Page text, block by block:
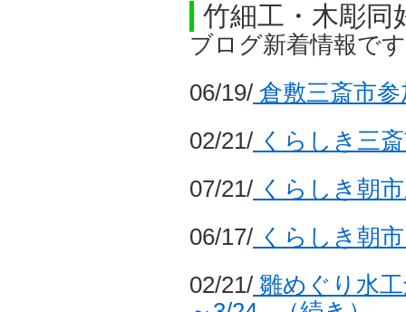
竹細工・木彫
ブログ新着情報で
06/19/ 倉敷三斎市
02/21/ くらしき三
07/21/ くらしき朝
06/17/ くらしき朝
02/21/ 雛めぐり水